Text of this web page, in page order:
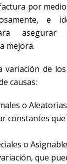
por
e
asegurar
mejora.
variación de
causas:
o
constantes
o
que